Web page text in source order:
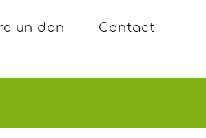
un don Contact